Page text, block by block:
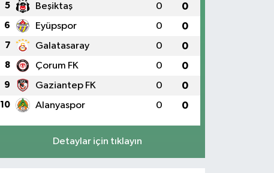
5 Beşiktaş 0 0
6 Eyüpspor 0 0
7 Galatasaray 0 0
8 Çorum FK 0 0
9 Gaziantep FK 0 0
10 Alanyaspor 0 0
Detaylar için tıklayın